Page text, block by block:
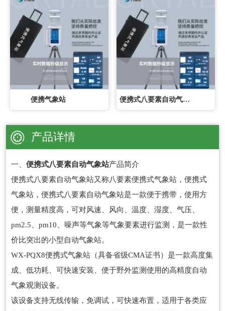
便携气象站 便携式八要素自动气象站
产品详情
一、 便携式八要素自动气象站产品简介
便携式八要素自动气象站又称八要素便携式气象站，便携式
气象站，便携式八要素自动气象站是一款便于携带，使用方
便，测量精度高，可对风速、风向、温度、湿度、气压、
pm2.5、pm10、噪声等气象等气象要素进行监测，是一款性
价比突出的小型自动气象站。
WX-PQX8便携式气象站（具备省级CMA证书）是一款高度集
成、低功耗、可快速安装、便于野外监测使用的高精度自动
气象观测设备。
该设备支持无线传输，免调试，可快速布置，适用于各类应